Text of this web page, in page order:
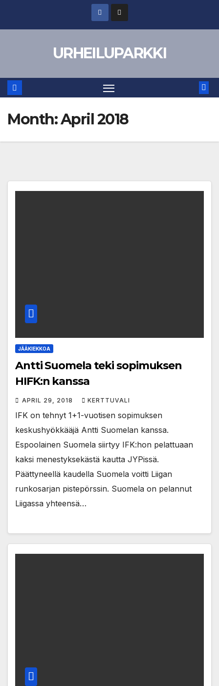
URHEILUPARKKI
Month:April 2018
JÄÄKIEKKOA
Antti Suomela teki sopimuksen
HIFK:n kanssa
APRIL 29, 2018 KERTTUVALI
IFK on tehnyt 1+1-vuotisen sopimuksen
keskushyökkääjä Antti Suomelan kanssa.
Espoolainen Suomela siirtyy IFK:hon pelattuaan
kaksi menestyksekästä kautta JYPissä.
Päättyneellä kaudella Suomela voitti Liigan
runkosarjan pistepörssin. Suomela on pelannut
Liigassa yhteensä…